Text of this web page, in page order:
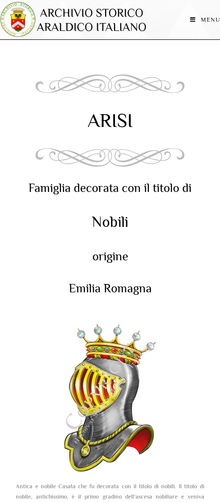
MENU
ARISI
Famiglia decorata con il titolo di
Nobili
origine
Emilia Romagna
Antica e nobile Casata che fu decorata con il titolo di nobili. Il titolo di
nobile, antichissimo, è il primo gradino dell’ascesa nobiliare e veniva